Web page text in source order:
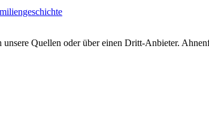
Quellen oder über einen Dritt-Anbieter.